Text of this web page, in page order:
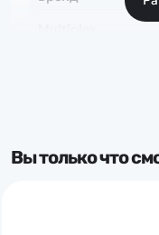
Вы только что